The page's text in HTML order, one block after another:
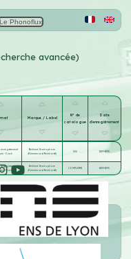
Le Phonoflux
avancée)
Marque / Label
N° de
catalogue
Date
d'enregistrement
- 5 inch
Berliners' Gramophone
(Kämmer und Reinhardt)
532 1889-1893
(enregistrement
- 5 inch
Berliners' Gramophone
(Kämmer und Reinhardt)
COMPLETER 1889-1893